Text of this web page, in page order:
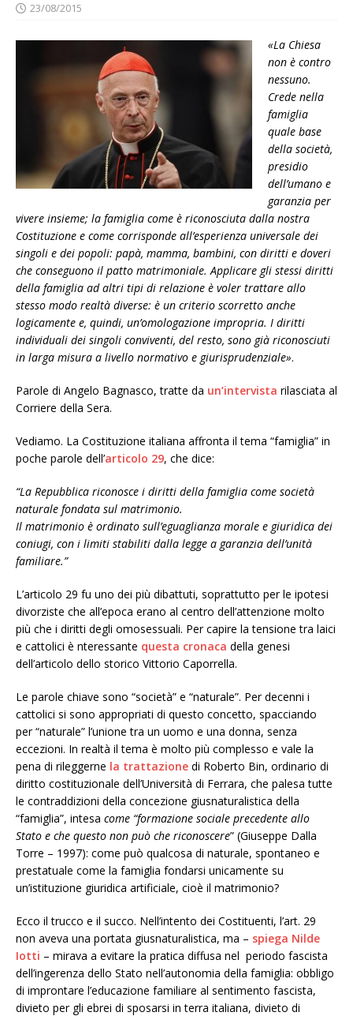
23/08/2015
«La Chiesa
non è contro
nessuno.
Crede nella
famiglia
quale base
della società,
presidio
dell’umano e
garanzia per
vivere insieme; la famiglia come è riconosciuta dalla nostra
Costituzione e come corrisponde all’esperienza universale dei
singoli e dei popoli: papà, mamma, bambini, con diritti e doveri
che conseguono il patto matrimoniale. Applicare gli stessi diritti
della famiglia ad altri tipi di relazione è voler trattare allo
stesso modo realtà diverse: è un criterio scorretto anche
logicamente e, quindi, un’omologazione impropria. I diritti
individuali dei singoli conviventi, del resto, sono già riconosciuti
in larga misura a livello normativo e giurisprudenziale».
Parole di Angelo Bagnasco, tratte da un’intervista rilasciata al
Corriere della Sera.
Vediamo. La Costituzione italiana affronta il tema “famiglia” in
poche parole dell’articolo 29, che dice:
“La Repubblica riconosce i diritti della famiglia come società
naturale fondata sul matrimonio.
Il matrimonio è ordinato sull’eguaglianza morale e giuridica dei
coniugi, con i limiti stabiliti dalla legge a garanzia dell’unità
familiare.”
L’articolo 29 fu uno dei più dibattuti, soprattutto per le ipotesi
divorziste che all’epoca erano al centro dell’attenzione molto
più che i diritti degli omosessuali. Per capire la tensione tra laici
e cattolici è nteressante questa cronaca della genesi
dell’articolo dello storico Vittorio Caporrella.
Le parole chiave sono “società” e “naturale”. Per decenni i
cattolici si sono appropriati di questo concetto, spacciando
per “naturale” l’unione tra un uomo e una donna, senza
eccezioni. In realtà il tema è molto più complesso e vale la
pena di rileggerne la trattazione di Roberto Bin, ordinario di
diritto costituzionale dell’Università di Ferrara, che palesa tutte
le contraddizioni della concezione giusnaturalistica della
“famiglia”, intesa come “formazione sociale precedente allo
Stato e che questo non può che riconoscere” (Giuseppe Dalla
Torre – 1997): come può qualcosa di naturale, spontaneo e
prestatuale come la famiglia fondarsi unicamente su
un’istituzione giuridica artificiale, cioè il matrimonio?
Ecco il trucco e il succo. Nell’intento dei Costituenti, l’art. 29
non aveva una portata giusnaturalistica, ma – spiega Nilde
Iotti – mirava a evitare la pratica diffusa nel periodo fascista
dell’ingerenza dello Stato nell’autonomia della famiglia: obbligo
di improntare l’educazione familiare al sentimento fascista,
divieto per gli ebrei di sposarsi in terra italiana, divieto di